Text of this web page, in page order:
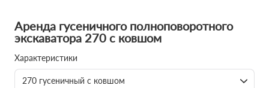
Аренда гусеничного полноповоротного
экскаватора 270 с ковшом
Характеристики
270 гусеничный с ковшом